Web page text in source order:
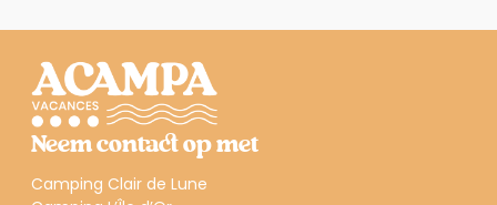
Neem contact op met
Camping Clair de Lune